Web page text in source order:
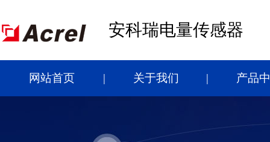
安科瑞电量传感器
网站首页 关于我们 产品